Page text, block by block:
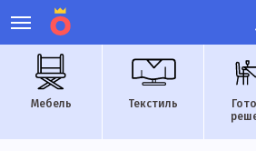
Мебель Текстиль